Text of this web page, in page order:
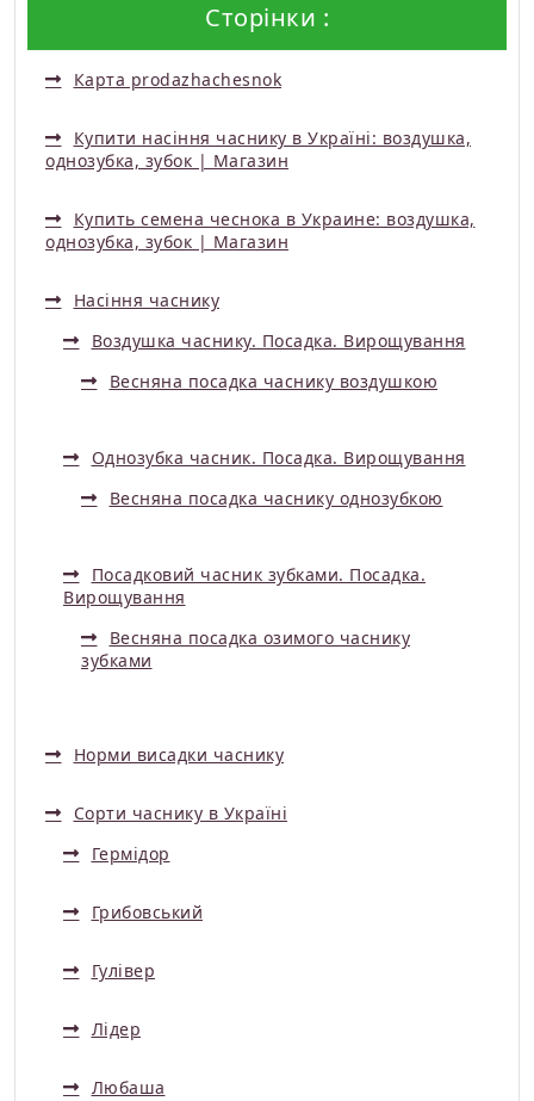
Сторінки :
Карта prodazhachesnok
Купити насіння часнику в Україні: воздушка,
однозубка, зубок | Магазин
Купить семена чеснока в Украине: воздушка,
однозубка, зубок | Магазин
Насіння часнику
Воздушка часнику. Посадка. Вирощування
Весняна посадка часнику воздушкою
Однозубка часник. Посадка. Вирощування
Весняна посадка часнику однозубкою
Посадковий часник зубками. Посадка.
Вирощування
Весняна посадка озимого часнику
зубками
Норми висадки часнику
Сорти часнику в Україні
Гермідор
Грибовський
Гулівер
Лідер
Любаша